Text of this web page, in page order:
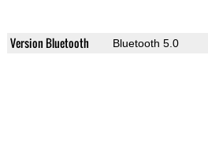
Version Bluetooth Bluetooth 5.0